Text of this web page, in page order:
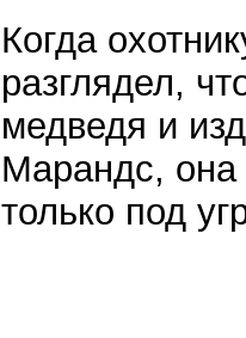
Когда
разглядел,
медведя и
Марандс, она
только под